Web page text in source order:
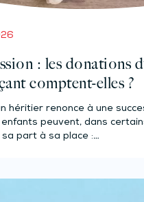
: les donations
comptent-elles ?
héritier renonce à une
peuvent, dans
sa part à sa place :…